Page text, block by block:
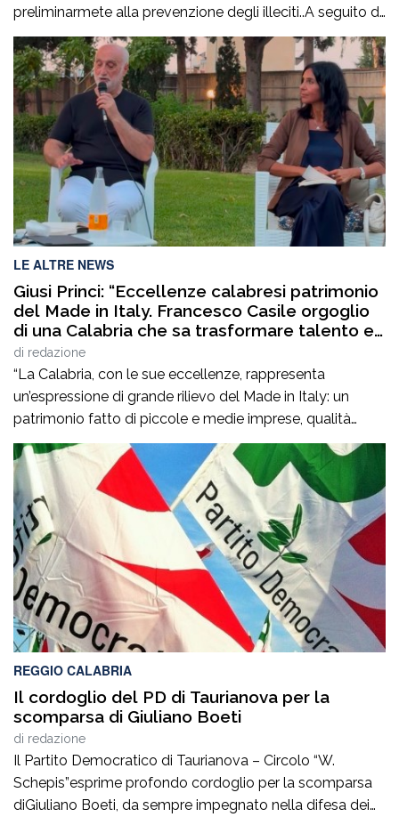
preliminarmete alla prevenzione degli illeciti..A seguito di
mirati servizi svolti negli ultimi giorni, anche su
segnalazione di alcune associazioni di categoria, la
Polizia Locale ha attenzionato le aree commerciali
cittadine al fine di prevenire e reprimere la vendita
abusiva o irregolare su area […]
LE ALTRE NEWS
Giusi Princi: “Eccellenze calabresi patrimonio
del Made in Italy. Francesco Casile orgoglio
di una Calabria che sa trasformare talento e
competenze in valore”
di redazione
“La Calabria, con le sue eccellenze, rappresenta
un’espressione di grande rilievo del Made in Italy: un
patrimonio fatto di piccole e medie imprese, qualità
artigiane, saperi produttivi, creatività e competenze
capaci di tradurre l’identità dei territori in valore
riconosciuto in Italia e all’estero”. Lo afferma
l’europarlamentare Giusi Princi, intervenuta all’incontro di
presentazione del libro “Realtà […]
REGGIO CALABRIA
Il cordoglio del PD di Taurianova per la
scomparsa di Giuliano Boeti
di redazione
Il Partito Democratico di Taurianova – Circolo “W.
Schepis”esprime profondo cordoglio per la scomparsa
diGiuliano Boeti, da sempre impegnato nella difesa dei